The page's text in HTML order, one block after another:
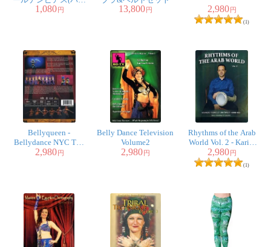
ーストーン付)
1,080 円 13,800 円 2,980 円
(1)
Bellyqueen -
Bellydance NYC The
Ultimate Fusion
2,980円
Belly Dance Television
Volume2
2,980円
Rhythms of the Arab
World Vol. 2 - Karim
Nagi
2,980円
(1)